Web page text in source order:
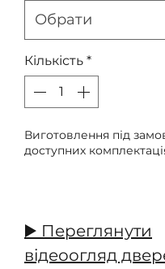
Кількість *
Виготовлення під
доступних
▶️ Переглянути
відеоогляд